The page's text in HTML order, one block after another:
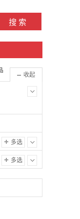
搜 索
多选
多选
收起